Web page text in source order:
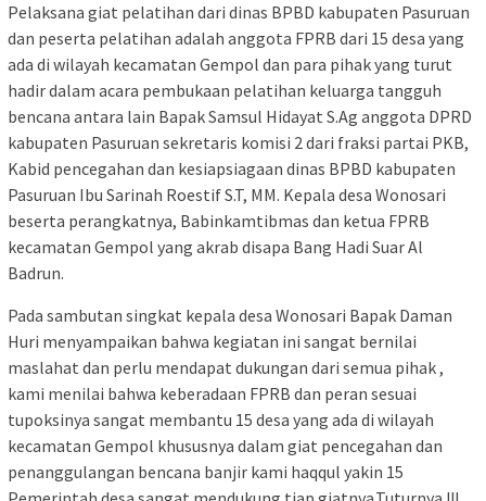
Pelaksana giat pelatihan dari dinas BPBD kabupaten Pasuruan
dan peserta pelatihan adalah anggota FPRB dari 15 desa yang
ada di wilayah kecamatan Gempol dan para pihak yang turut
hadir dalam acara pembukaan pelatihan keluarga tangguh
bencana antara lain Bapak Samsul Hidayat S.Ag anggota DPRD
kabupaten Pasuruan sekretaris komisi 2 dari fraksi partai PKB,
Kabid pencegahan dan kesiapsiagaan dinas BPBD kabupaten
Pasuruan Ibu Sarinah Roestif S.T, MM. Kepala desa Wonosari
beserta perangkatnya, Babinkamtibmas dan ketua FPRB
kecamatan Gempol yang akrab disapa Bang Hadi Suar Al
Badrun.
Pada sambutan singkat kepala desa Wonosari Bapak Daman
Huri menyampaikan bahwa kegiatan ini sangat bernilai
maslahat dan perlu mendapat dukungan dari semua pihak ,
kami menilai bahwa keberadaan FPRB dan peran sesuai
tupoksinya sangat membantu 15 desa yang ada di wilayah
kecamatan Gempol khususnya dalam giat pencegahan dan
penanggulangan bencana banjir kami haqqul yakin 15